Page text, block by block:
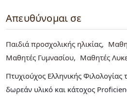
Απευθύνομαι σε
Παιδιά προσχολικής ηλικίας
Μαθητές Γυμνασίου
Μαθητές
Πτυχιούχος Ελληνικής
δωρεάν υλικό και κάτοχος